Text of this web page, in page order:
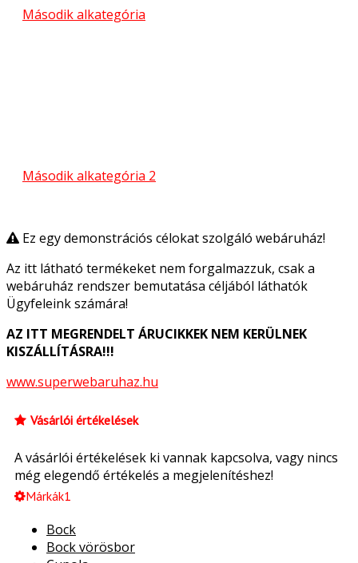
Második alkategória
Második alkategória 2
Ez egy demonstrációs célokat szolgáló webáruház!
Az itt látható termékeket nem forgalmazzuk, csak a
webáruház rendszer bemutatása céljából láthatók
Ügyfeleink számára!
AZ ITT MEGRENDELT ÁRUCIKKEK NEM KERÜLNEK
KISZÁLLÍTÁSRA!!!
www.superwebaruhaz.hu
Vásárlói értékelések
A vásárlói értékelések ki vannak kapcsolva, vagy nincs
még elegendő értékelés a megjelenítéshez!
Márkák1
Bock
Bock vörösbor